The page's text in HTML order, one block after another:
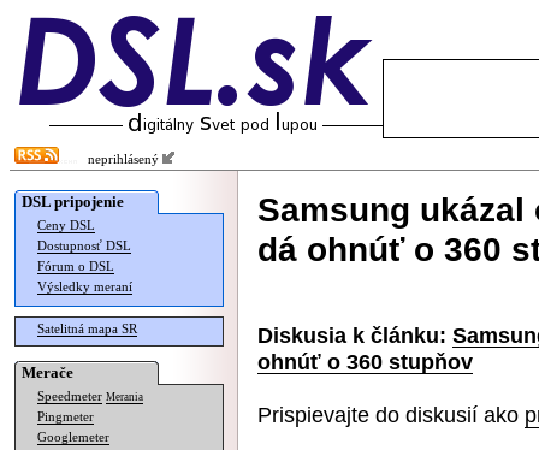
neprihlásený
DSL pripojenie
Ceny DSL
Dostupnosť DSL
Fórum o DSL
Výsledky meraní
Satelitná mapa SR
Merače
Speedmeter Merania
Pingmeter
Googlemeter
Samsung
dá ohnúť o 360
Diskusia k článku:
ohnúť o 360 stupňov
Prispievajte do diskusií ako